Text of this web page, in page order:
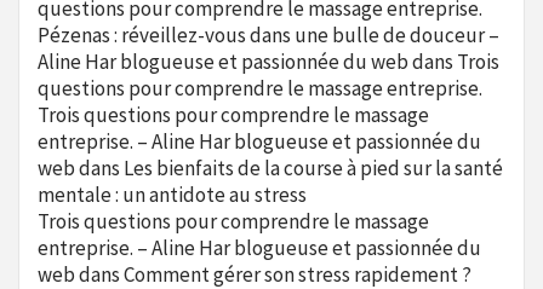
questions pour comprendre le massage entreprise.
Pézenas : réveillez-vous dans une bulle de douceur –
Aline Har blogueuse et passionnée du webdans Trois
questions pour comprendre le massage entreprise.
Trois questions pour comprendre le massage
entreprise. – Aline Har blogueuse et passionnée du
webdans Les bienfaits de la course à pied sur la santé
mentale : un antidote au stress
Trois questions pour comprendre le massage
entreprise. – Aline Har blogueuse et passionnée du
webdansComment gérer son stress rapidement ?